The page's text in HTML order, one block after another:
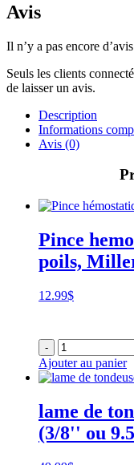
Avis
Il n’y a pas encore
Seuls les clients
de laisser un avis.
Description
Informations
Avis (0)
Pince
poils,
12.99$
-
Ajouter au panier
lame de
(3/8'' ou